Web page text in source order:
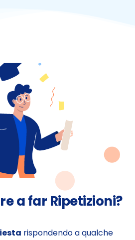
a far Ripetizioni?
rispondendo a qualche